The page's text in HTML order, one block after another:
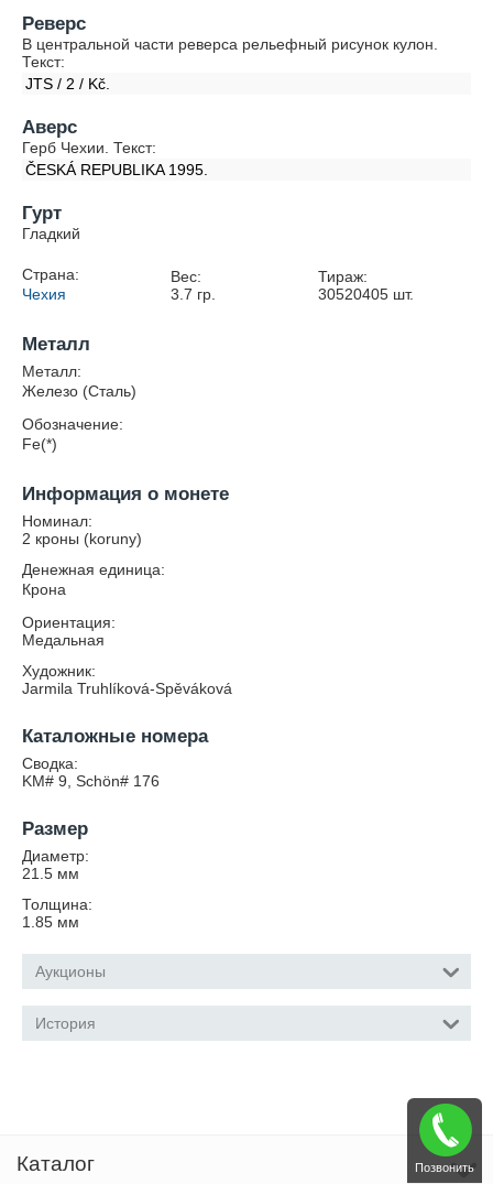
Реверс
В центральной части реверса рельефный рисунок кулон.
Текст:
JTS / 2 / Kč.
Аверс
Герб Чехии. Текст:
ČESKÁ REPUBLIKA 1995.
Гурт
Гладкий
Страна:
Чехия
Вес:
3.7 гр.
Тираж:
30520405 шт.
Металл
Металл:
Железо (Сталь)
Обозначение:
Fe(*)
Информация о монете
Номинал:
2 кроны (koruny)
Денежная единица:
Крона
Ориентация:
Медальная
Художник:
Jarmila Truhlíková-Spěváková
Каталожные номера
Сводка:
KM# 9, Schön# 176
Размер
Диаметр:
21.5 мм
Толщина:
1.85 мм
Аукционы
История
Каталог Позвонить